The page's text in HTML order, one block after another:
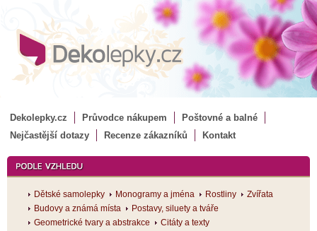
Dekolepky.cz Průvodce nákupem
Poštovné a balné
Nejčastější dotazy
Recenze zákazníků Kontakt
Dětské samolepky Monogramy a jména Rostliny
Zvířata
Budovy a známá místa
Postavy, siluety a tváře
Geometrické tvary a abstrakce
Citáty a texty